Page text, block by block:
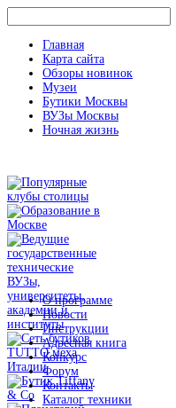
Главная
Карта сайта
Обзоры новинок
Музеи
Бутики Москвы
ВУЗы Москвы
Ночная жизнь
О программе
Новости
Инструкции
Адресная книга
Конкурс
Форум
Контакты
Каталог техники